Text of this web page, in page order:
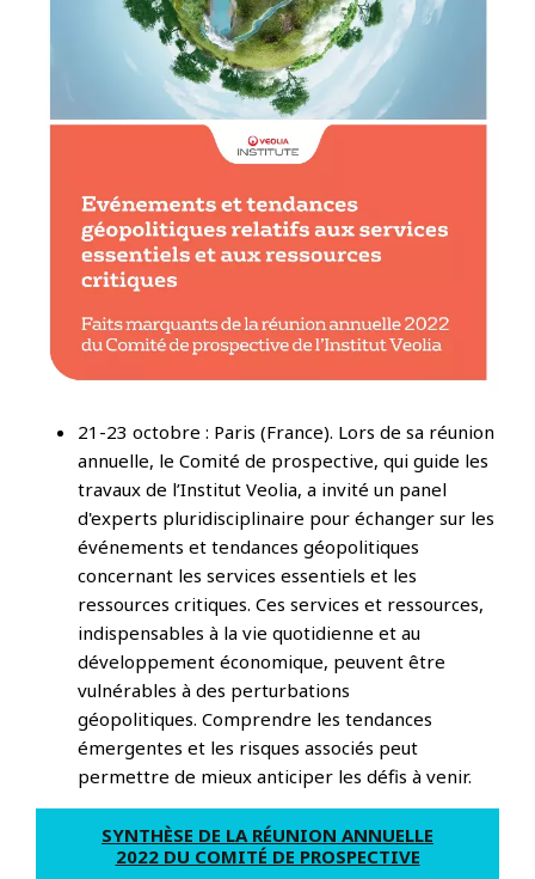
21-23 octobre : Paris (France). Lors de sa réunion
annuelle, le Comité de prospective, qui guide les
travaux de l’Institut Veolia, a invité un panel
d'experts pluridisciplinaire pour échanger sur les
événements et tendances géopolitiques
concernant les services essentiels et les
ressources critiques. Ces services et ressources,
indispensables à la vie quotidienne et au
développement économique, peuvent être
vulnérables à des perturbations
géopolitiques. Comprendre les tendances
émergentes et les risques associés peut
permettre de mieux anticiper les défis à venir.
SYNTHÈSE DE LA RÉUNION ANNUELLE
2022 DU COMITÉ DE PROSPECTIVE